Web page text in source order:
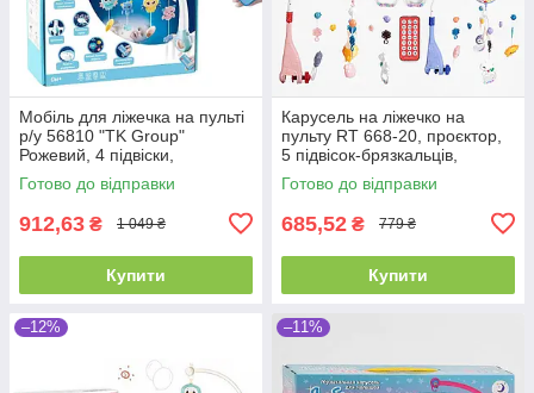
Мобіль для ліжечка на пульті
р/у 56810 "TK Group"
Рожевий, 4 підвіски,
проєктор, мелодії, звуки,
колискові
Готово до відправки
912,63 ₴ 1 049 ₴
Купити
Карусель на ліжечко на
пульту RT 668-20, проєктор,
5 підвісок-брязкальців,
таймер, мелодії, звуки
природи
Готово до відправки
685,52 ₴ 779 ₴
Купити
–12% –11%